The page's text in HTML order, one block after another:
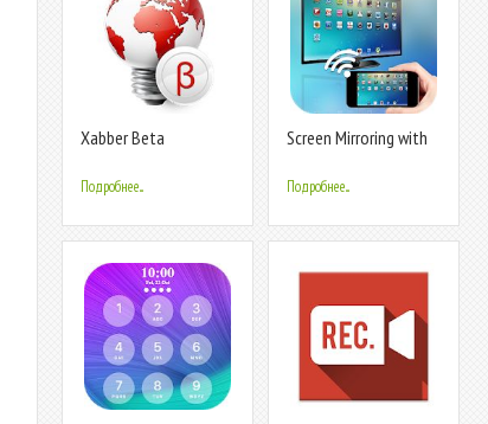
Xabber Beta
Подробнее...
Screen Mirroring with
Подробнее...